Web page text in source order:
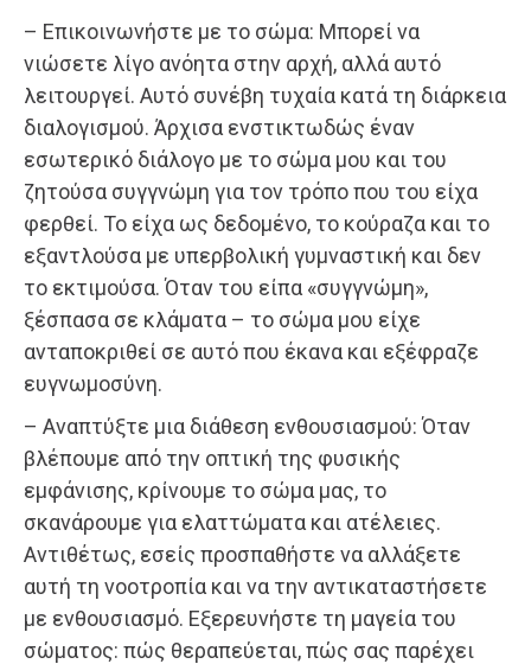
– Επικοινωνήστε με το σώμα: Μπορεί να
νιώσετε λίγο ανόητα στην αρχή, αλλά αυτό
λειτουργεί. Αυτό συνέβη τυχαία κατά τη διάρκεια
διαλογισμού. Άρχισα ενστικτωδώς έναν
εσωτερικό διάλογο με το σώμα μου και του
ζητούσα συγγνώμη για τον τρόπο που του είχα
φερθεί. Το είχα ως δεδομένο, το κούραζα και το
εξαντλούσα με υπερβολική γυμναστική και δεν
το εκτιμούσα. Όταν του είπα «συγγνώμη»,
ξέσπασα σε κλάματα – το σώμα μου είχε
ανταποκριθεί σε αυτό που έκανα και εξέφραζε
ευγνωμοσύνη.
– Αναπτύξτε μια διάθεση ενθουσιασμού: Όταν
βλέπουμε από την οπτική της φυσικής
εμφάνισης, κρίνουμε το σώμα μας, το
σκανάρουμε για ελαττώματα και ατέλειες.
Αντιθέτως, εσείς προσπαθήστε να αλλάξετε
αυτή τη νοοτροπία και να την αντικαταστήσετε
με ενθουσιασμό. Εξερευνήστε τη μαγεία του
σώματος: πώς θεραπεύεται, πώς σας παρέχει